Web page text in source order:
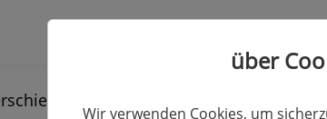
zwischen der Testversion und der
über
Wir verwenden Cookies, um